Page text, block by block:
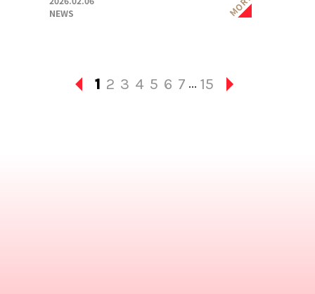
NEWS
1 2 3 4 5 6 7 ... 15